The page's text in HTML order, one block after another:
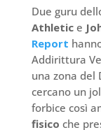
Due guru
Athletice
Report
Addirittura
una zona del
cercano un
forbice così
fisico che